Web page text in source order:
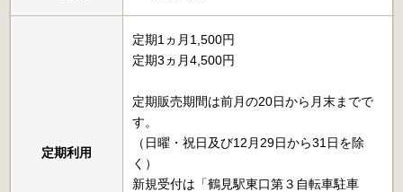
定期利用
定期1ヵ月1,500円
定期3ヵ月4,500円
定期販売期間は前月の20日から月末までで
す。
（日曜・祝日及び12月29日から31日を除
く）
新規受付は「鶴見駅東口第３自転車駐車